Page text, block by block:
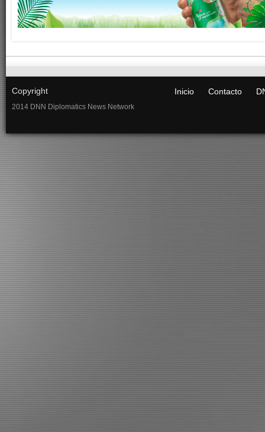
Copyright
2014 DNN Diplomatics News Network
Inicio Contacto